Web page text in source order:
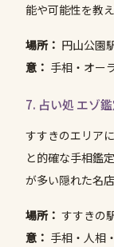
能や可能性を教え
場所： 円山公園
意： 手相・オー
7. 占い処 エゾ
すすきのエリア
と的確な手相鑑
が多い隠れた名店
場所： すすきの
意： 手相・人相